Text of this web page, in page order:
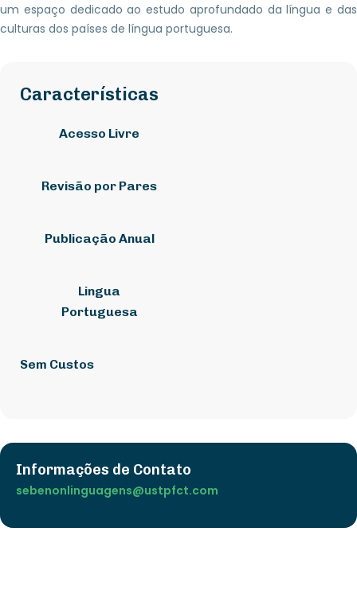
um espaço dedicado ao estudo aprofundado da língua e das
culturas dos países de língua portuguesa.
Características
Acesso Livre
Revisão por Pares
Publicação Anual
Lingua
Portuguesa
Sem Custos
Informações de Contato
sebenonlinguagens@ustpfct.com